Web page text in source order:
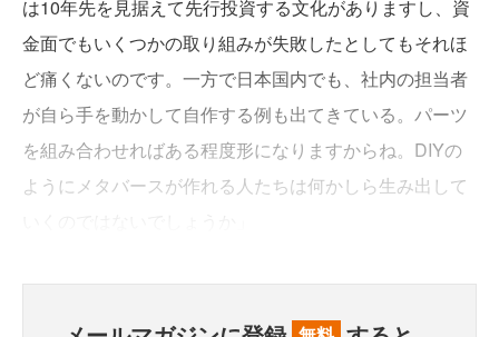
は10年先を見据えて先行投資する文化がありますし、資
金面でもいくつかの取り組みが失敗したとしてもそれほ
ど痛くないのです。一方で日本国内でも、社内の担当者
が自ら手を動かして自作する例も出てきている。パーツ
を組み合わせればある程度形になりますからね。DIYの
ようにメタバースが作れる人たちは何かしら生み出して